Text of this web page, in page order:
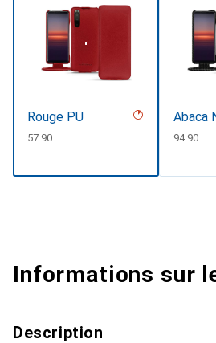
Rouge PU
CHF
57.90
Abaca
CHF
94.90
Informations sur
Description